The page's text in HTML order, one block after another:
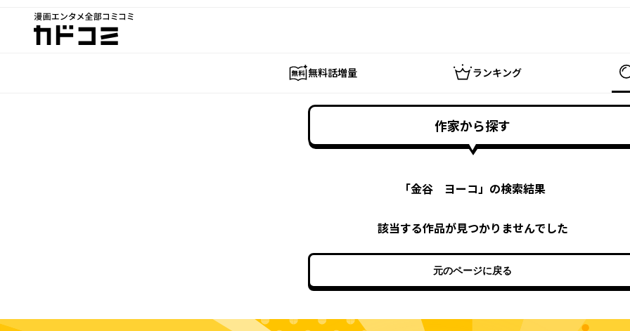
漫画エンタメ全部コミコミ
カドコミ
無料話増量 ランキング
作家から探す
「金谷 ヨーコ」の検索結果
該当する作品が見つかりませんでした
元のページに戻る